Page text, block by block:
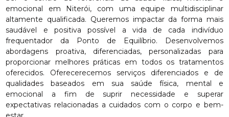
emocional em Niterói, com uma equipe multidisciplinar
altamente qualificada. Queremos impactar da forma mais
saudável e positiva possível a vida de cada indivíduo
frequentador da Ponto de Equilíbrio. Desenvolvemos
abordagens proativa, diferenciadas, personalizadas para
proporcionar melhores práticas em todos os tratamentos
oferecidos. Oferecerecemos serviços diferenciados e de
qualidades baseados em sua saúde física, mental e
emocional a fim de suprir necessidade e superar
expectativas relacionadas a cuidados com o corpo e bem-